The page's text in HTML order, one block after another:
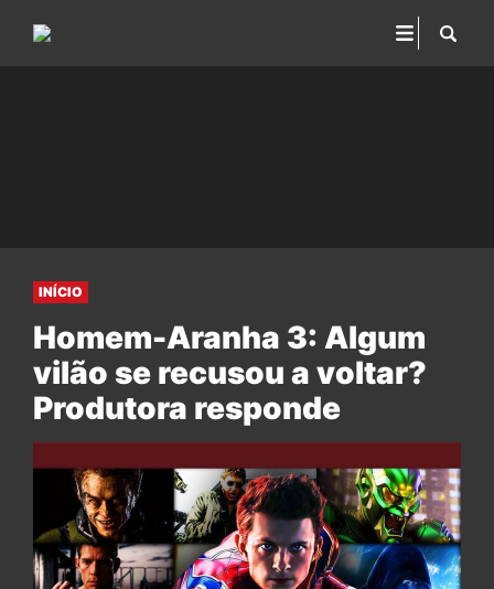
INÍCIO
Homem-Aranha 3: Algum
vilão se recusou a voltar?
Produtora responde